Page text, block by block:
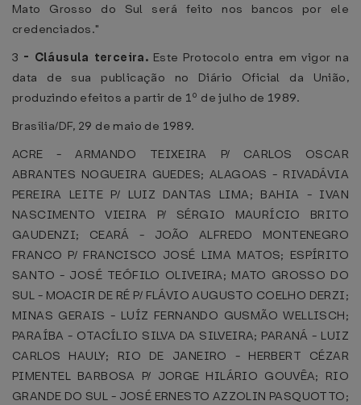
Mato Grosso do Sul será feito nos bancos por ele
credenciados."
3 - Cláusula terceira. Este Protocolo entra em vigor na
data de sua publicação no Diário Oficial da União,
produzindo efeitos a partir de 1º de julho de 1989.
Brasília/DF, 29 de maio de 1989.
ACRE - ARMANDO TEIXEIRA P/ CARLOS OSCAR
ABRANTES NOGUEIRA GUEDES; ALAGOAS - RIVADÁVIA
PEREIRA LEITE P/ LUIZ DANTAS LIMA; BAHIA - IVAN
NASCIMENTO VIEIRA P/ SÉRGIO MAURÍCIO BRITO
GAUDENZI; CEARÁ - JOÃO ALFREDO MONTENEGRO
FRANCO P/ FRANCISCO JOSÉ LIMA MATOS; ESPÍRITO
SANTO - JOSÉ TEÓFILO OLIVEIRA; MATO GROSSO DO
SUL - MOACIR DE RÉ P/ FLÁVIO AUGUSTO COELHO DERZI;
MINAS GERAIS - LUÍZ FERNANDO GUSMÃO WELLISCH;
PARAÍBA - OTACÍLIO SILVA DA SILVEIRA; PARANÁ - LUIZ
CARLOS HAULY; RIO DE JANEIRO - HERBERT CÉZAR
PIMENTEL BARBOSA P/ JORGE HILÁRIO GOUVÊA; RIO
GRANDE DO SUL - JOSÉ ERNESTO AZZOLIN PASQUOTTO;